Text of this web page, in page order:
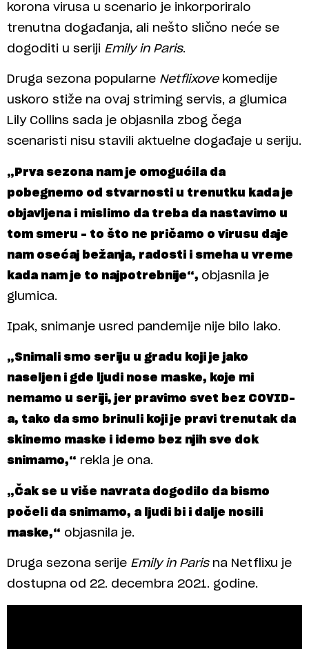
korona virusa u scenario je inkorporiralo
trenutna događanja, ali nešto slično neće se
dogoditi u seriji Emily in Paris.
Druga sezona popularne Netflixovekomedije
uskoro stiže na ovaj striming servis, a glumica
Lily Collins sada je objasnila zbog čega
scenaristi nisu stavili aktuelne događaje u seriju.
„Prva sezona nam je omogućila da
pobegnemo od stvarnosti u trenutku kada je
objavljena i mislimo da treba da nastavimo u
tom smeru – to što ne pričamo o virusu daje
nam osećaj bežanja, radosti i smeha u vreme
kada nam je to najpotrebnije“, objasnila je
glumica.
Ipak, snimanje usred pandemije nije bilo lako.
„Snimali smo seriju u gradu koji je jako
naseljen i gde ljudi nose maske, koje mi
nemamo u seriji, jer pravimo svet bez COVID-
a, tako da smo brinuli koji je pravi trenutak da
skinemo maske i idemo bez njih sve dok
snimamo,“ rekla je ona.
„Čak se u više navrata dogodilo da bismo
počeli da snimamo, a ljudi bi i dalje nosili
maske,“ objasnila je.
Druga sezona serije Emily in Paris na Netflixu je
dostupna od 22. decembra 2021. godine.